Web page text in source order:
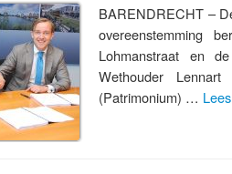
BARENDRECHT –
overeenstemming
Lohmanstraat en
Wethouder
(Patrimonium) …